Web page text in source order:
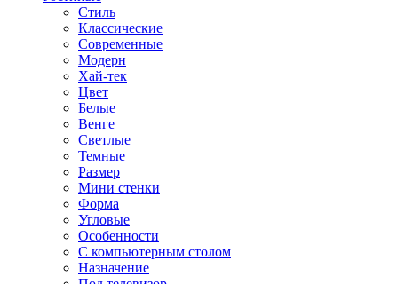
Стиль
Классические
Современные
Модерн
Хай-тек
Цвет
Белые
Венге
Светлые
Темные
Размер
Мини стенки
Форма
Угловые
Особенности
С компьютерным столом
Назначение